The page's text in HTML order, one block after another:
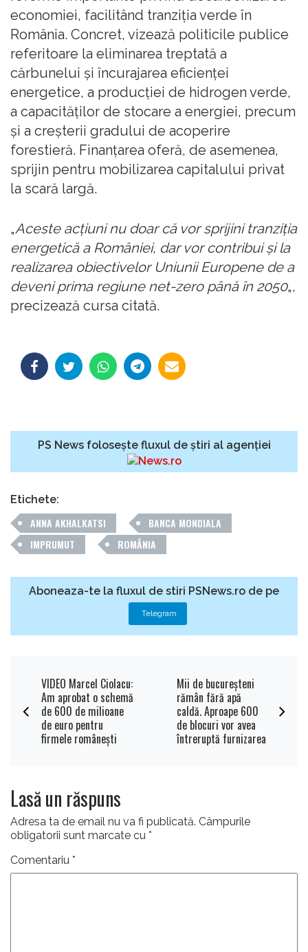
economiei, facilitând tranziţia verde în
România. Concret, vizează politicile publice
referitoare la eliminarea treptată a
cărbunelui şi încurajarea eficienţei
energetice, a producţiei de hidrogen verde,
a capacităţilor de stocare a energiei, precum
şi a creşterii gradului de acoperire
forestieră. Finanţarea oferă, de asemenea,
sprijin pentru mobilizarea capitalului privat
la scară largă.
„Aceste acţiuni nu doar că vor sprijini tranziţia
energetică a României, dar vor contribui şi la
realizarea obiectivelor Uniunii Europene de a
deveni prima regiune net-zero până în 2050„,
precizează cursa citată.
PS News folosește fluxul de știri al agenției
Etichete:
ANNA AKHALKATSI
BANCA MONDIALA
IMPRUMUT
ROMÂNIA
Aboneaza-te la fluxul de stiri PSNews.ro de pe
Telegram
VIDEO Marcel Ciolacu:
Am aprobat o schemă
de 600 de milioane
de euro pentru
firmele românești
Mii de bucureșteni
rămân fără apă
caldă. Aproape 600
de blocuri vor avea
întreruptă furnizarea
Lasă un răspuns
Adresa ta de email nu va fi publicată. Câmpurile
obligatorii sunt marcate cu *
Comentariu *